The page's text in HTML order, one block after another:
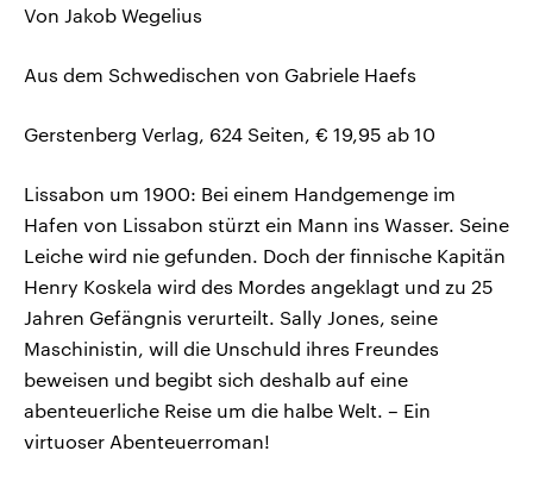
Von Jakob Wegelius
Aus dem Schwedischen von Gabriele Haefs
Gerstenberg Verlag, 624 Seiten, € 19,95 ab 10
Lissabon um 1900: Bei einem Handgemenge im
Hafen von Lissabon stürzt ein Mann ins Wasser. Seine
Leiche wird nie gefunden. Doch der finnische Kapitän
Henry Koskela wird des Mordes angeklagt und zu 25
Jahren Gefängnis verurteilt. Sally Jones, seine
Maschinistin, will die Unschuld ihres Freundes
beweisen und begibt sich deshalb auf eine
abenteuerliche Reise um die halbe Welt. – Ein
virtuoser Abenteuerroman!